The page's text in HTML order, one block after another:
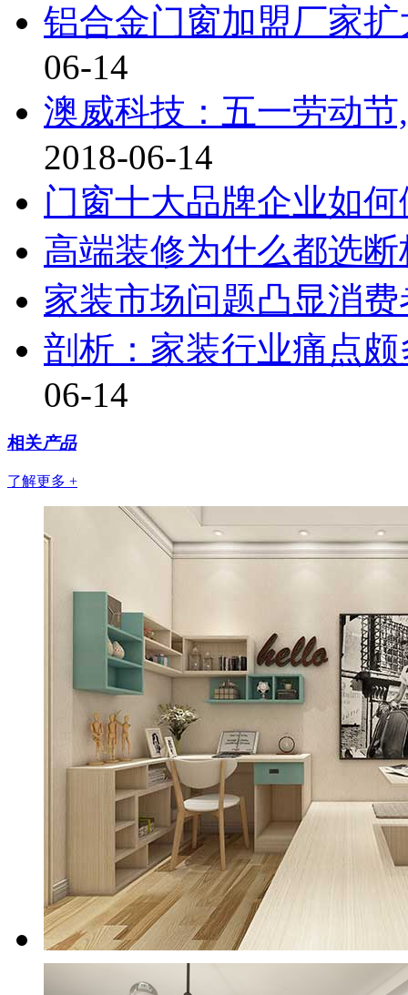
铝合金门窗加盟厂家
06-14
澳威科技：五一劳动
2018-06-14
门窗十大品牌企业如
高端装修为什么都选
家装市场问题凸显消
剖析：家装行业痛点
06-14
相关产品
了解更多 +